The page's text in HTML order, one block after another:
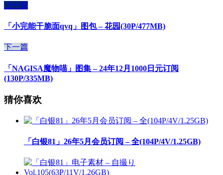
上一篇
「小完能干脆面qvq」图包 – 花园(30P/477MB)
下一篇
「NAGISA魔物喵」图集 – 24年12月1000日元订阅
(130P/335MB)
猜你喜欢
「白银81」26年5月会员订阅 – 全(104P/4V/1.25GB)